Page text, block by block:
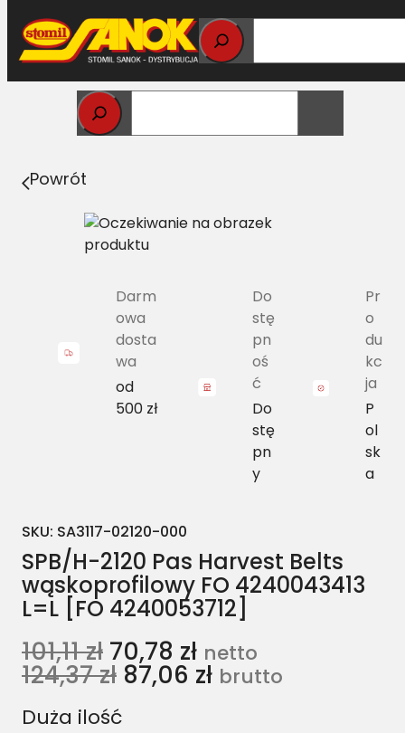
Przejdź
do
treści
Strona główna>
wąskoprofilowy FO 4240043413 L=L [FO 4240053712]
Powrót
Darm
owa
dosta
wa
od
500 zł
Do
stę
pn
oś
ć
Do
stę
pn
y
Pr
o
du
kc
ja
P
ol
sk
a
SKU: SA3117-02120-000
SPB/H-2120 Pas Harvest Belts
wąskoprofilowy FO 4240043413
L=L [FO 4240053712]
101,11zł 70,78 zł netto
124,37zł 87,06 zł brutto
Duża ilość